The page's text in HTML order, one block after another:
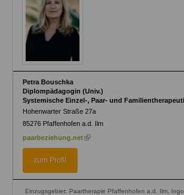
Petra Bouschka
Diplompädagogin (Univ.)
Systemische Einzel-, Paar- und
Hohenwarter Straße 27a
85276 Pfaffenhofen a.d. Ilm
paarbeziehung.net (link
zum Profil
Einzugsgebiet: Paartherapie Pfaffenhofen a.d. Ilm,